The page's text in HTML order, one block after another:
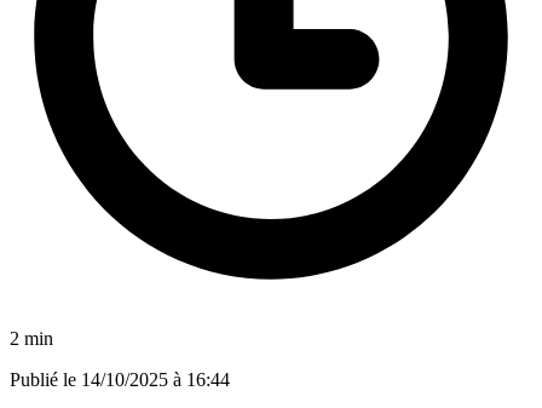
2 min
Publié le 14/10/2025 à 16:44